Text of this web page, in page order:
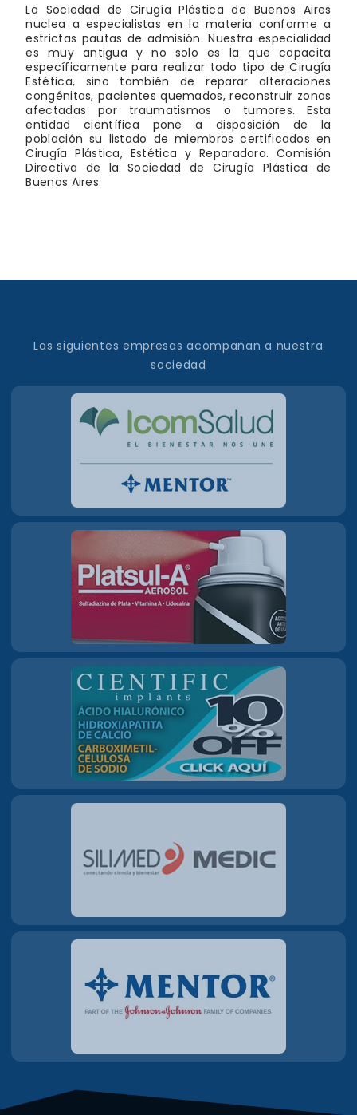
La Sociedad de Cirugía Plástica de Buenos Aires
nuclea a especialistas en la materia conforme a
estrictas pautas de admisión. Nuestra especialidad
es muy antigua y no solo es la que capacita
específicamente para realizar todo tipo de Cirugía
Estética, sino también de reparar alteraciones
congénitas, pacientes quemados, reconstruir zonas
afectadas por traumatismos o tumores. Esta
entidad científica pone a disposición de la
población su listado de miembros certificados en
Cirugía Plástica, Estética y Reparadora. Comisión
Directiva de la Sociedad de Cirugía Plástica de
Buenos Aires.
Las siguientes empresas acompañan a nuestra
sociedad